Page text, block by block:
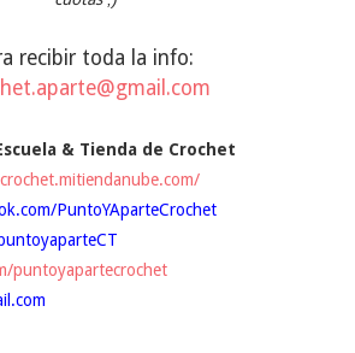
recibir toda la info:
& Tienda de Crochet
PuntoYAparteCrochet
puntoyapartecrochet